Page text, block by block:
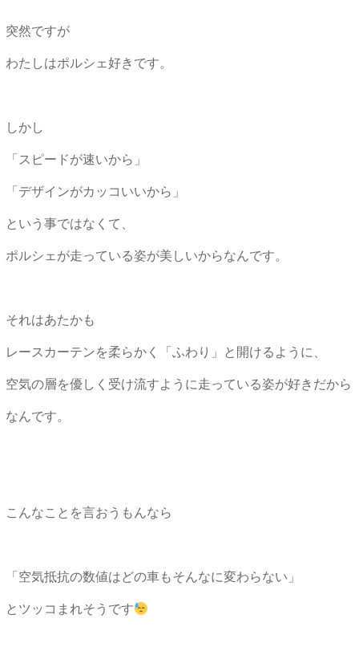
突然ですが
わたしはポルシェ好きです。
しかし
「スピードが速いから」
「デザインがカッコいいから」
という事ではなくて、
ポルシェが走っている姿が美しいからなんです。
それはあたかも
レースカーテンを柔らかく「ふわり」と開けるように、
空気の層を優しく受け流すように走っている姿が好きだから
なんです。
こんなことを言おうもんなら
「空気抵抗の数値はどの車もそんなに変わらない」
とツッコまれそうです